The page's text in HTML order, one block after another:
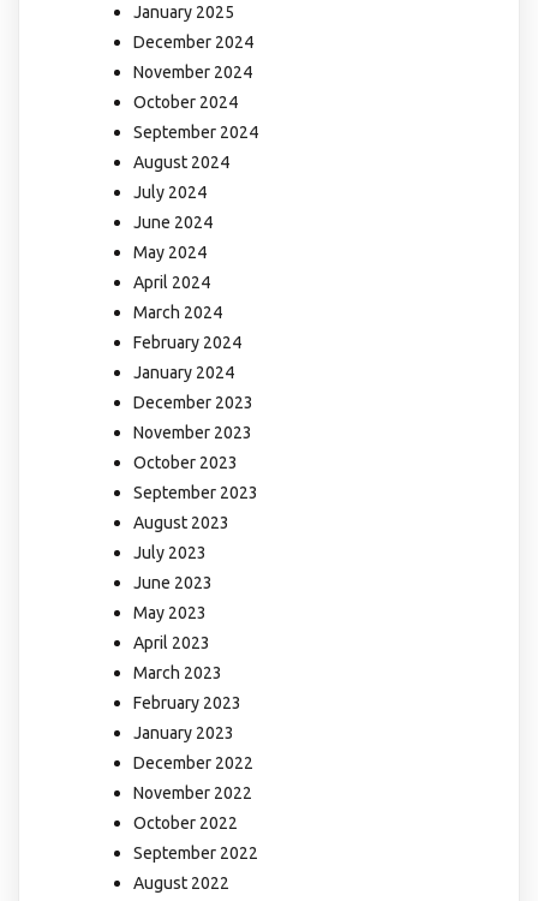
January 2025
December 2024
November 2024
October 2024
September 2024
August 2024
July 2024
June 2024
May 2024
April 2024
March 2024
February 2024
January 2024
December 2023
November 2023
October 2023
September 2023
August 2023
July 2023
June 2023
May 2023
April 2023
March 2023
February 2023
January 2023
December 2022
November 2022
October 2022
September 2022
August 2022